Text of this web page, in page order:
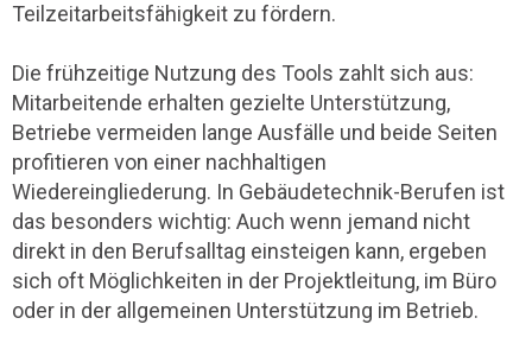
Teilzeitarbeitsfähigkeit zu fördern.
Die frühzeitige Nutzung des Tools zahlt sich aus:
Mitarbeitende erhalten gezielte Unterstützung,
Betriebe vermeiden lange Ausfälle und beide Seiten
profitieren von einer nachhaltigen
Wiedereingliederung. In Gebäudetechnik-Berufen ist
das besonders wichtig: Auch wenn jemand nicht
direkt in den Berufsalltag einsteigen kann, ergeben
sich oft Möglichkeiten in der Projektleitung, im Büro
oder in der allgemeinen Unterstützung im Betrieb.